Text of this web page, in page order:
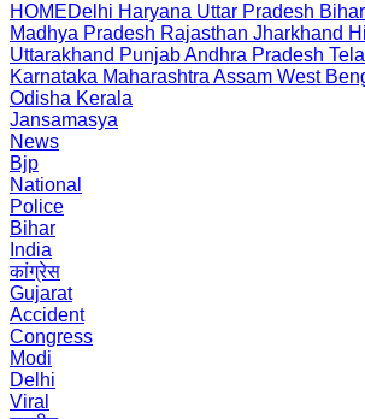
HOMEDelhi Haryana Uttar Pradesh Bihar
Madhya Pradesh Rajasthan Jharkhand
Uttarakhand PunjabAndhra Pradesh
Karnataka Maharashtra Assam West
Odisha Kerala
Jansamasya
News
Bjp
National
Police
Bihar
India
कांग्रेस
Gujarat
Accident
Congress
Modi
Delhi
Viral